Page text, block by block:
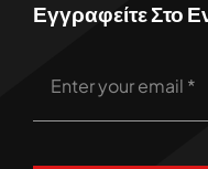
Εγγραφείτε Στο